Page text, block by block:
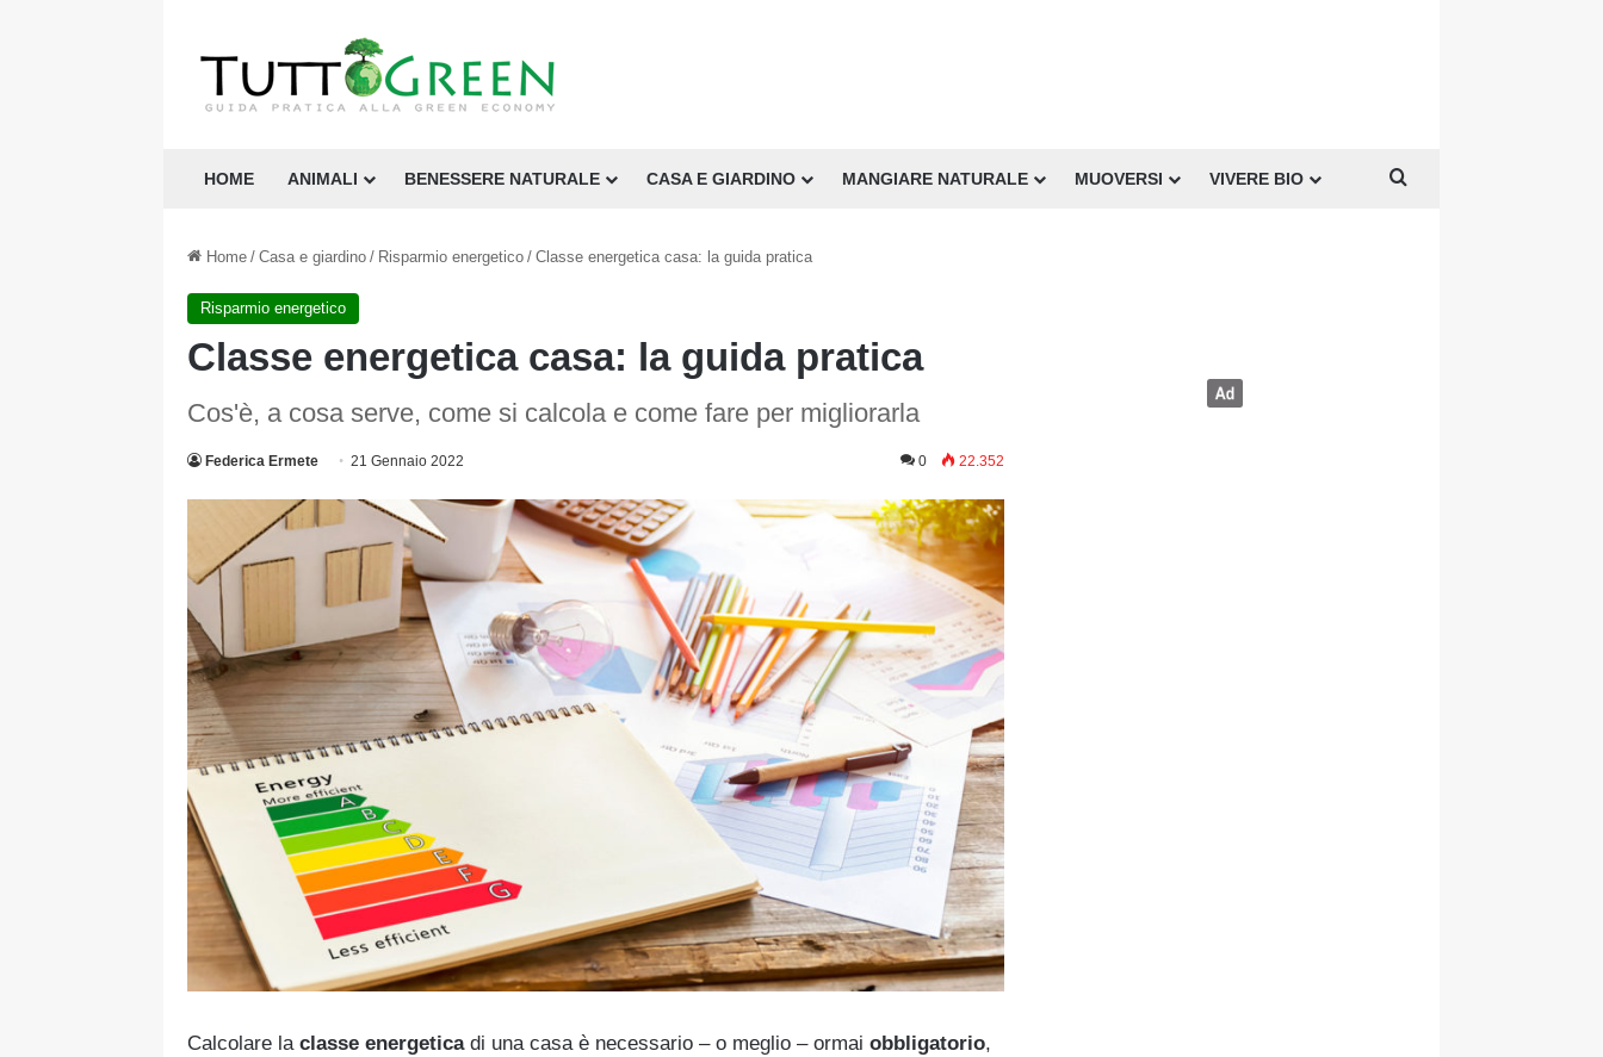
HOME ANIMALI BENESSERE NATURALE CASA E GIARDINO MANGIARE NATURALE MUOVERSI VIVERE BIO
Home / Casa e giardino / Risparmio energetico / Classe energetica casa: la guida pratica
Risparmio energetico
Classe energetica casa: la guida pratica
Cos'è, a cosa serve, come si calcola e come fare per migliorarla
Federica Ermete 21 Gennaio 2022 0 22.352
Calcolare la classe energetica di una casa è necessario – o meglio – ormai obbligatorio,